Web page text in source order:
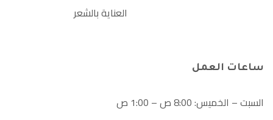
العناية بالشعر
ساعات العمل
السبت – الخميس: 8:00 ص – 1:00 ص